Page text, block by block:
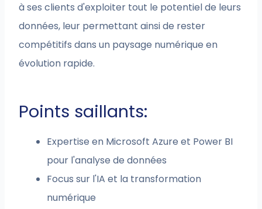
à ses clients d'exploiter tout le potentiel de leurs
données, leur permettant ainsi de rester
compétitifs dans un paysage numérique en
évolution rapide.
Points saillants:
Expertise en Microsoft Azure et Power BI
pour l'analyse de données
Focus sur l'IA et la transformation
numérique